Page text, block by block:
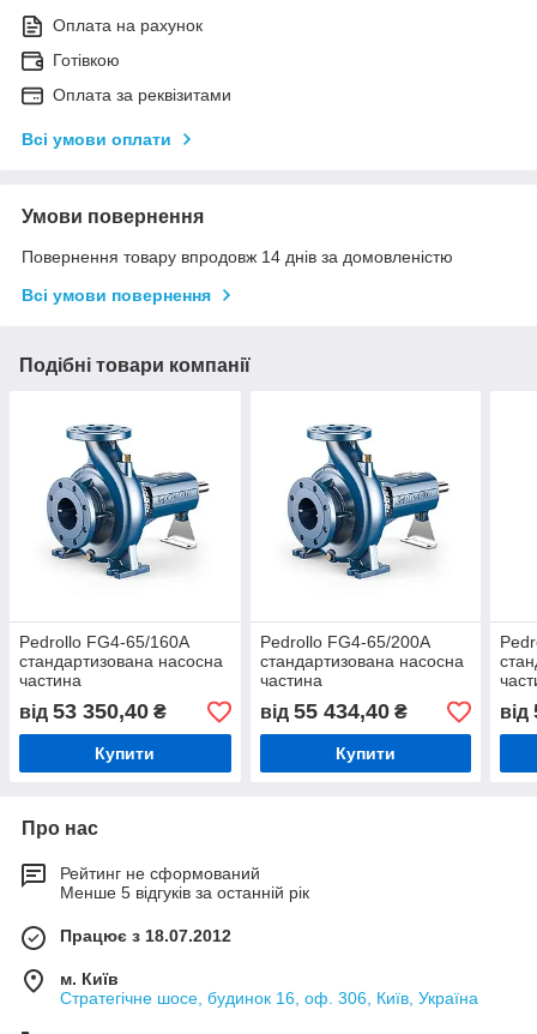
Оплата на рахунок
Готівкою
Оплата за реквізитами
Всі умови оплати
Умови повернення
Повернення товару впродовж 14 днів за домовленістю
Всі умови повернення
Подібні товари компанії
Pedrollo FG4-65/160A
стандартизована насосна
частина
від 53 350,40 ₴
Купити
Pedrollo FG4-65/200A
стандартизована насосна
частина
від 55 434,40₴
Купити
від
Про нас
Рейтинг не сформований
Менше 5 відгуків за останній рік
Працює з 18.07.2012
м. Київ
Стратегічне шосе, будинок 16, оф. 306, Київ, Україна